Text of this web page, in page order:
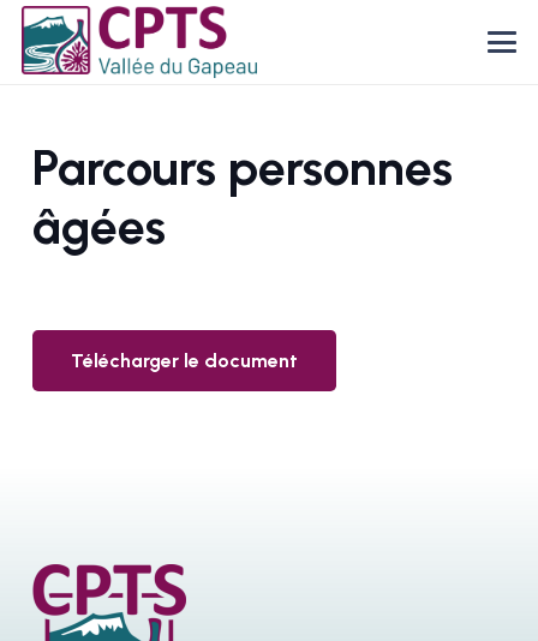
Parcours personnes
âgées
Télécharger le document